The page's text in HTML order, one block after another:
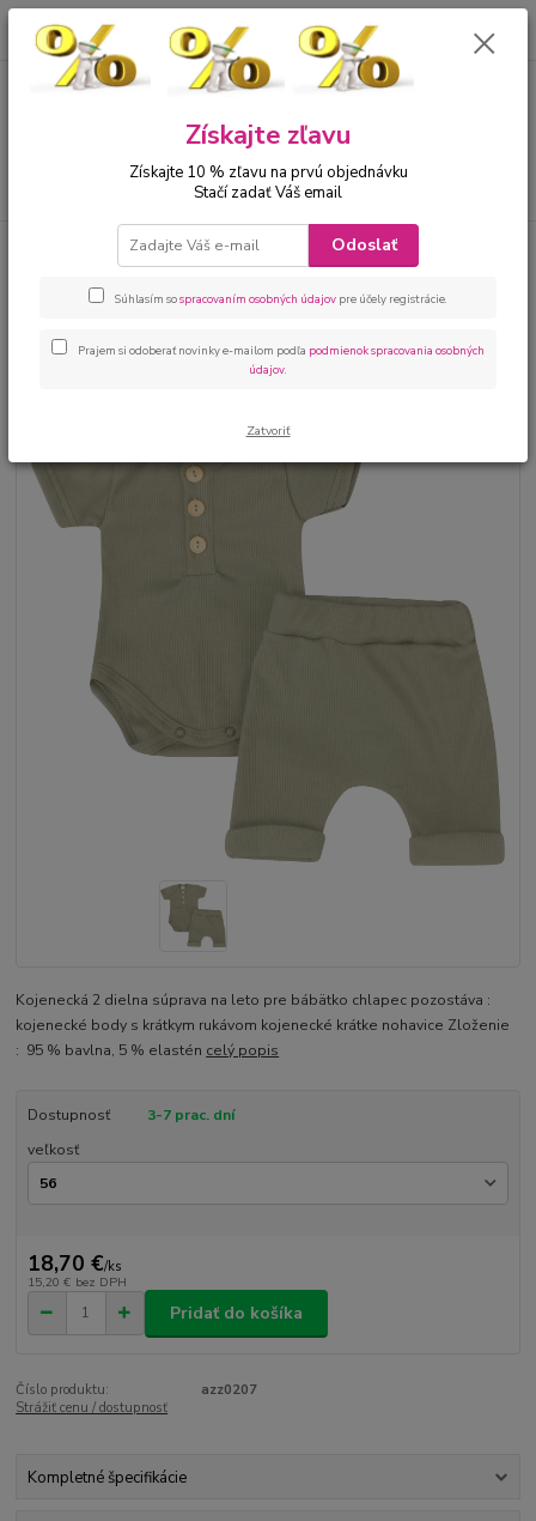
00421 905 612848 za0 €
Kojenecké oblečenie sety
Kojenecká 2 dielna súprava
na leto chlapec khaki
Kojenecká 2 dielna súprava na
leto chlapec khaki
Kojenecká 2 dielna súprava na leto pre bábätko chlapec pozostáva :
kojenecké body s krátkym rukávom kojenecké krátke nohavice Zloženie
: 95 % bavlna, 5 % elastén celý popis
Dostupnosť
3-7 prac. dní
veľkosť
18,70 €/ks
15,20 € bez DPH
Pridať do košíka
Číslo produktu:
azz0207
Strážiť cenu / dostupnosť
Kompletné špecifikácie
Získajte zľavu
Získajte 10 % zľavu na prvú objednávku
Stačí zadať Váš email
Odoslať
Súhlasím sospracovaním osobných údajov pre účely registrácie.
Prajem si odoberať novinky e-mailom podľa podmienok spracovania osobných
údajov.
Zatvoriť